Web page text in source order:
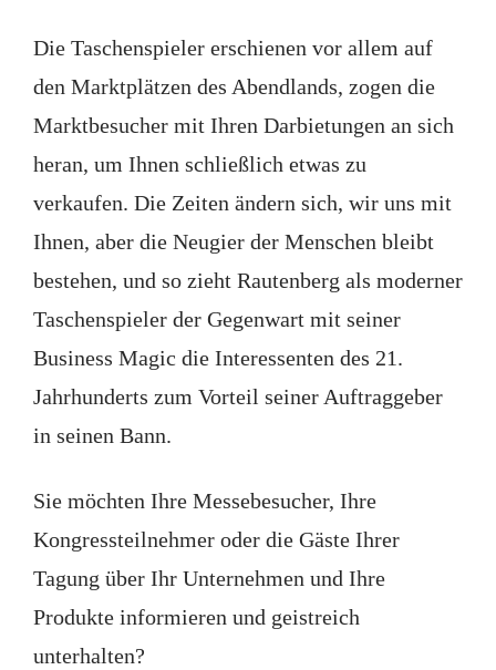
Die Taschenspieler erschienen vor allem auf
den Marktplätzen des Abendlands, zogen die
Marktbesucher mit Ihren Darbietungen an sich
heran, um Ihnen schließlich etwas zu
verkaufen. Die Zeiten ändern sich, wir uns mit
Ihnen, aber die Neugier der Menschen bleibt
bestehen, und so zieht Rautenberg als moderner
Taschenspieler der Gegenwart mit seiner
Business Magic die Interessenten des 21.
Jahrhunderts zum Vorteil seiner Auftraggeber
in seinen Bann.
Sie möchten Ihre Messebesucher, Ihre
Kongressteilnehmer oder die Gäste Ihrer
Tagung über Ihr Unternehmen und Ihre
Produkte informieren und geistreich
unterhalten?